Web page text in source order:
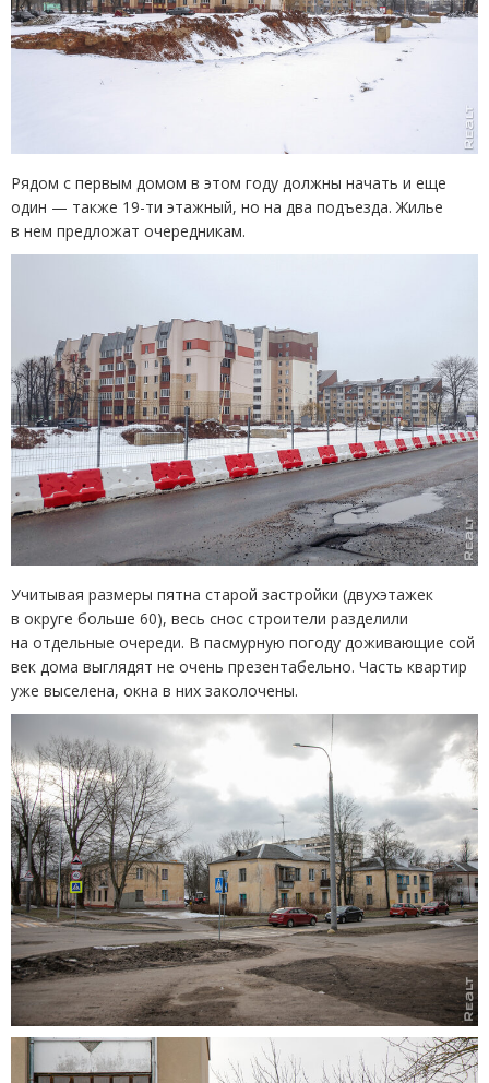
Рядом с первым домом в этом году должны начать и еще
один — также 19-ти этажный, но на два подъезда. Жилье
в нем предложат очередникам.
Учитывая размеры пятна старой застройки (двухэтажек
в округе больше 60), весь снос строители разделили
на отдельные очереди. В пасмурную погоду доживающие сой
век дома выглядят не очень презентабельно. Часть квартир
уже выселена, окна в них заколочены.